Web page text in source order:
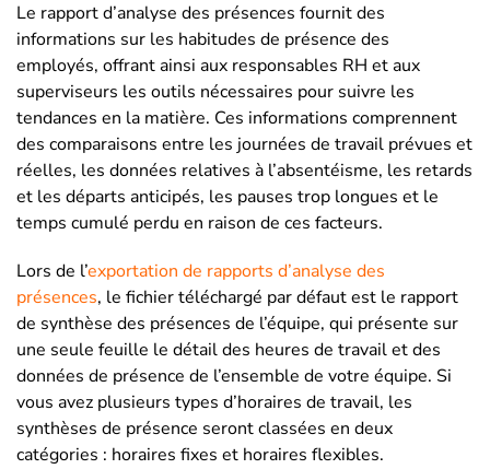
Le rapport d’analyse des présences fournit des
informations sur les habitudes de présence des
employés, offrant ainsi aux responsables RH et aux
superviseurs les outils nécessaires pour suivre les
tendances en la matière. Ces informations comprennent
des comparaisons entre les journées de travail prévues et
réelles, les données relatives à l’absentéisme, les retards
et les départs anticipés, les pauses trop longues et le
temps cumulé perdu en raison de ces facteurs.
Lors de l’exportation de rapports d’analyse des
présences, le fichier téléchargé par défaut est le rapport
de synthèse des présences de l’équipe, qui présente sur
une seule feuille le détail des heures de travail et des
données de présence de l’ensemble de votre équipe. Si
vous avez plusieurs types d’horaires de travail, les
synthèses de présence seront classées en deux
catégories : horaires fixes et horaires flexibles.